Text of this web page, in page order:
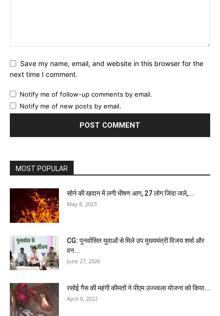
Save my name, email, and website in this browser for the
next time I comment.
Notify me of follow-up comments by email.
Notify me of new posts by email.
MOST POPULAR
सोने की खदान में लगी भीषण आग, 27 लोग जिंदा जले,...
May 8, 2023
CG: पुनर्वासित युवाओं से मिले उप मुख्यमंत्री विजय शर्मा और
वन...
June 27, 2026
रसोई गैस की महंगी कीमतों ने पीएम उज्‍ज्‍वला योजना को किया...
April 6, 2022